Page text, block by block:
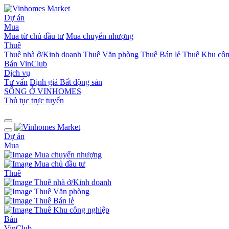
Dự án
Mua
Mua từ chủ đầu tư Mua chuyển nhượng
Thuê
Thuê nhà ở/Kinh doanh Thuê Văn phòng Thuê Bán lẻ Thuê Khu
Bán VinClub
Dịch vụ
Tư vấn Định giá Bất động sản
SỐNG Ở VINHOMES
Thủ tục trực tuyến
Dự án
Mua
Mua chuyển nhượng
Mua chủ đầu tư
Thuê
Thuê nhà ở/Kinh doanh
Thuê Văn phòng
Thuê Bán lẻ
Thuê Khu công nghiệp
Bán